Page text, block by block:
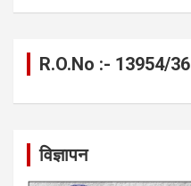
R.O.No :- 13954/36
विज्ञापन